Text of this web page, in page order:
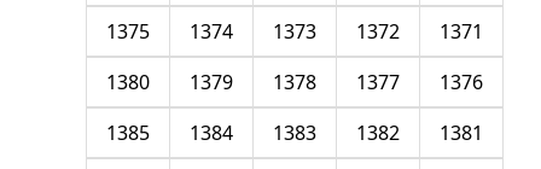
1371
1372
1373
1374
1375
1376
1377
1378
1379
1380
1381
1382
1383
1384
1385